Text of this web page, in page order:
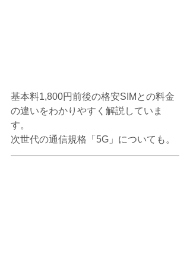
基本料1,800円前後の格安SIMとの料金
の違いをわかりやすく解説していま
す。
次世代の通信規格「5G」についても。